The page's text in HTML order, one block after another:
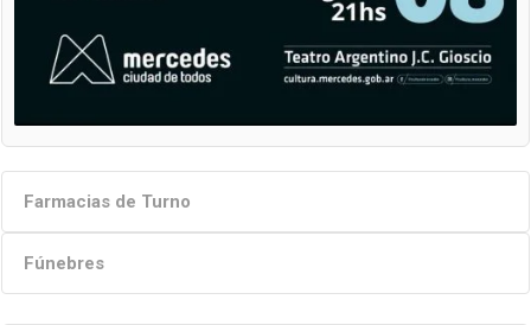
Farmacias de Turno
Fúnebres